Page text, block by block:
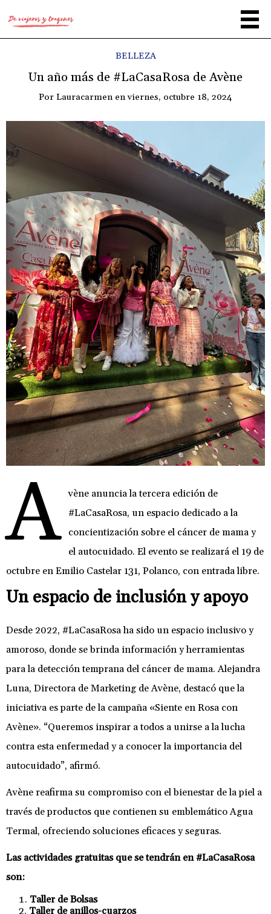
BELLEZA
Un año más de #LaCasaRosa de Avène
Por Lauracarmen enviernes, octubre 18, 2024
A
vène anuncia la tercera edición de
#LaCasaRosa, un espacio dedicado a la
concientización sobre el cáncer de mama y
el autocuidado. El evento se realizará el 19 de
octubre en Emilio Castelar 131, Polanco, con entrada libre.
Un espacio de inclusión y apoyo
Desde 2022, #LaCasaRosa ha sido un espacio inclusivo y
amoroso, donde se brinda información y herramientas
para la detección temprana del cáncer de mama. Alejandra
Luna, Directora de Marketing de Avène, destacó que la
iniciativa es parte de la campaña «Siente en Rosa con
Avène». “Queremos inspirar a todos a unirse a la lucha
contra esta enfermedad y a conocer la importancia del
autocuidado”, afirmó.
Avène reafirma su compromiso con el bienestar de la piel a
través de productos que contienen su emblemático Agua
Termal, ofreciendo soluciones eficaces y seguras.
Las actividades gratuitas que se tendrán en #LaCasaRosa
son:
Taller de Bolsas
Taller de anillos-cuarzos